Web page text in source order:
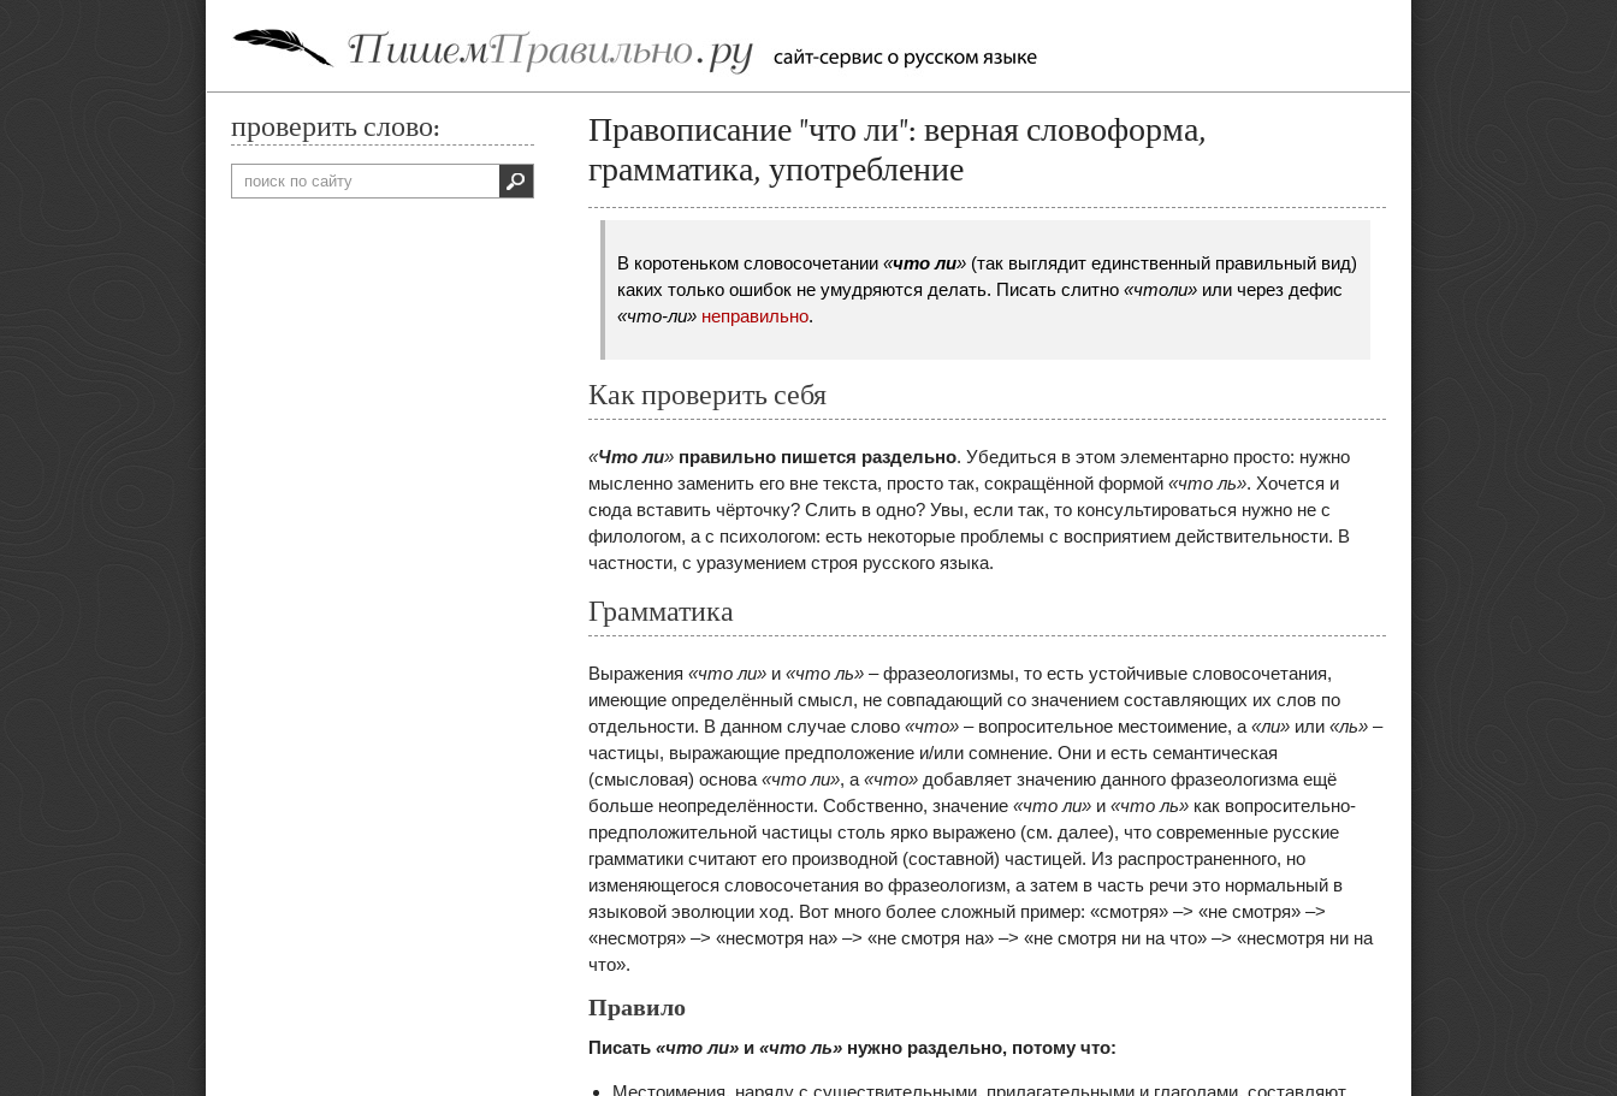
проверить слово:
Правописание "что ли": верная словоформа,
грамматика, употребление
В коротеньком словосочетании «что ли» (так выглядит единственный правильный вид)
каких только ошибок не умудряются делать. Писать слитно «чтоли» или через дефис
«что-ли» неправильно.
Как проверить себя
«Что ли» правильно пишется раздельно. Убедиться в этом элементарно просто: нужно
мысленно заменить его вне текста, просто так, сокращённой формой «что ль». Хочется и
сюда вставить чёрточку? Слить в одно? Увы, если так, то консультироваться нужно не с
филологом, а с психологом: есть некоторые проблемы с восприятием действительности. В
частности, с уразумением строя русского языка.
Грамматика
Выражения «что ли» и «что ль» – фразеологизмы, то есть устойчивые словосочетания,
имеющие определённый смысл, не совпадающий со значением составляющих их слов по
отдельности. В данном случае слово «что» – вопросительное местоимение, а «ли» или «ль» –
частицы, выражающие предположение и/или сомнение. Они и есть семантическая
(смысловая) основа «что ли», а «что» добавляет значению данного фразеологизма ещё
больше неопределённости. Собственно, значение «что ли» и «что ль» как вопросительно-
предположительной частицы столь ярко выражено (см. далее), что современные русские
грамматики считают его производной (составной) частицей. Из распространенного, но
изменяющегося словосочетания во фразеологизм, а затем в часть речи это нормальный в
языковой эволюции ход. Вот много более сложный пример: «смотря» –> «не смотря» –>
«несмотря» –> «несмотря на» –> «не смотря на» –> «не смотря ни на что» –> «несмотря ни на
что».
Правило
Писать «что ли» и «что ль» нужно раздельно, потому что:
Местоимения, наряду с существительными, прилагательными и глаголами, составляют